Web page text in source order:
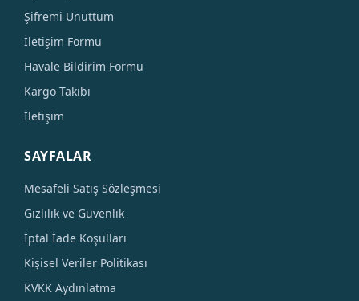
Şifremi Unuttum
İletişim Formu
Havale Bildirim Formu
Kargo Takibi
İletişim
SAYFALAR
Mesafeli Satış Sözleşmesi
Gizlilik ve Güvenlik
İptal İade Koşulları
Kişisel Veriler Politikası
KVKK Aydınlatma